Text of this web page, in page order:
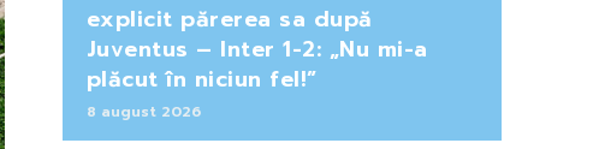
explicit părerea sa după
Juventus – Inter 1-2: „Nu mi-a
plăcut în niciun fel!”
8 august 2026